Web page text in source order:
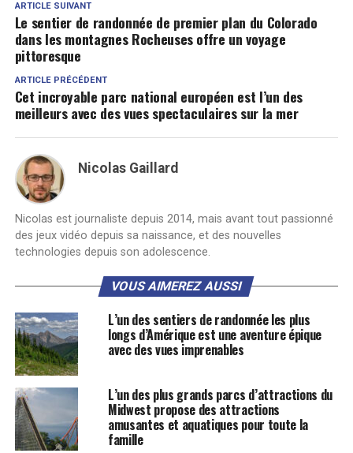
ARTICLE SUIVANT
Le sentier de randonnée de premier plan du Colorado
dans les montagnes Rocheuses offre un voyage
pittoresque
ARTICLE PRÉCÉDENT
Cet incroyable parc national européen est l’un des
meilleurs avec des vues spectaculaires sur la mer
Nicolas Gaillard
Nicolas est journaliste depuis 2014, mais avant tout passionné
des jeux vidéo depuis sa naissance, et des nouvelles
technologies depuis son adolescence.
VOUS AIMEREZ AUSSI
L’un des sentiers de randonnée les plus
longs d’Amérique est une aventure épique
avec des vues imprenables
L’un des plus grands parcs d’attractions du
Midwest propose des attractions
amusantes et aquatiques pour toute la
famille